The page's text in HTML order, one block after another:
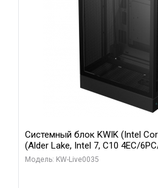
Системный блок KWIK (Intel
(Alder Lake, Intel 7, C10 4EC/
Sinotex GTX1650 4GB 128bit
Модель: KW-Live0035